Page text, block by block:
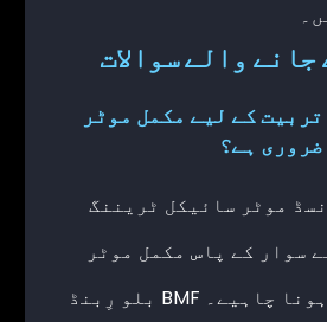
جانے والے سوالات
کے لیے مکمل موٹر
ضروری ہے؟
موٹر سائیکل ٹریننگ
سوار کے پاس مکمل موٹر
سائیکل لائسنس ہونا چاہیے۔ BMF بلو رِبنڈ